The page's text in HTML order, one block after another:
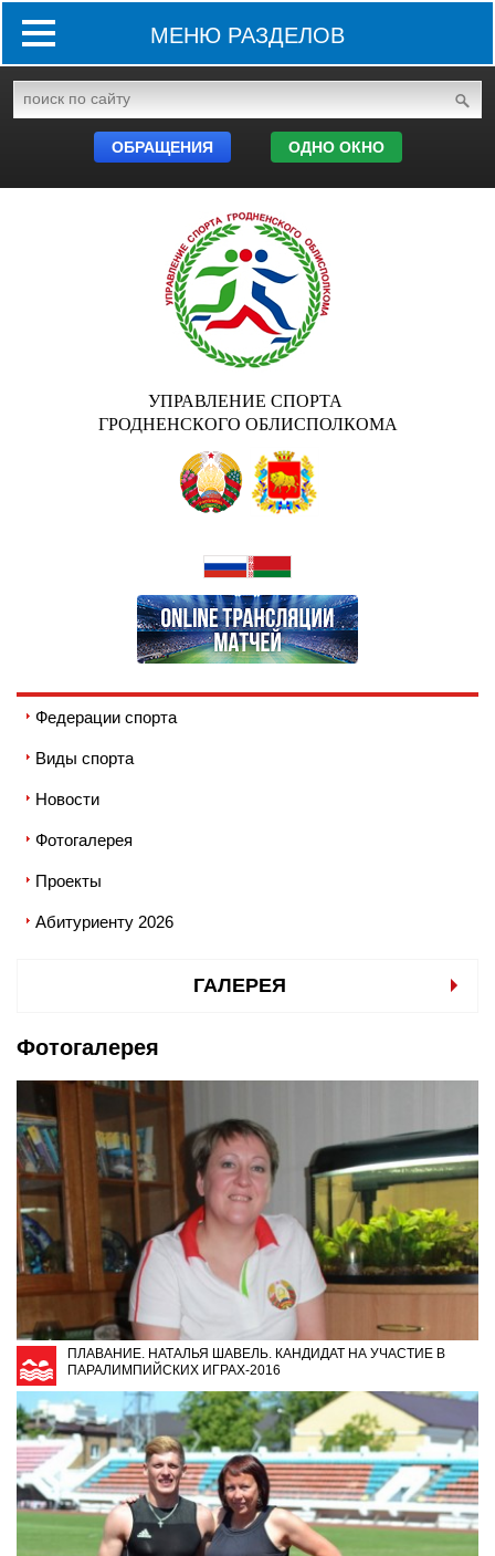
МЕНЮ РАЗДЕЛОВ
ОБРАЩЕНИЯ ОДНО ОКНО
УПРАВЛЕНИЕ СПОРТА
ГРОДНЕНСКОГО ОБЛИСПОЛКОМА
Федерации спорта
Виды спорта
Новости
Фотогалерея
Проекты
Абитуриенту 2026
ГАЛЕРЕЯ
Фотогалерея
ПЛАВАНИЕ. НАТАЛЬЯ ШАВЕЛЬ. КАНДИДАТ НА УЧАСТИЕ В
ПАРАЛИМПИЙСКИХ ИГРАХ-2016